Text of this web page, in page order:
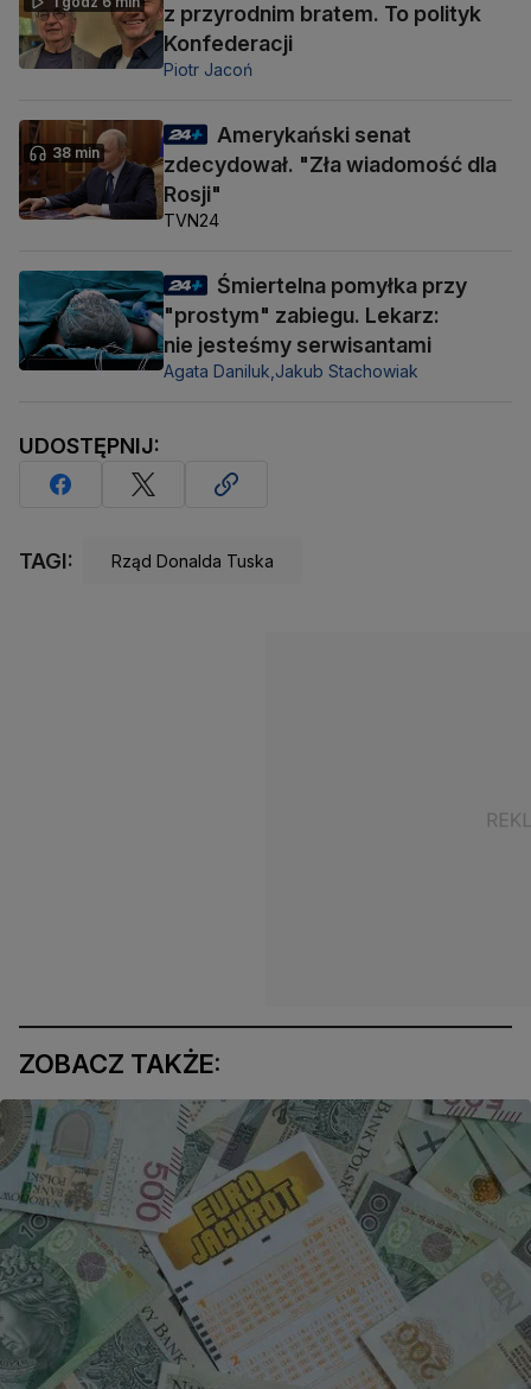
z przyrodnim bratem. To polityk
Konfederacji
Piotr Jacoń
38 min
Amerykański senat
zdecydował. "Zła wiadomość dla
Rosji"
TVN24
Śmiertelna pomyłka przy
"prostym" zabiegu. Lekarz:
nie jesteśmy serwisantami
Agata Daniluk, Jakub Stachowiak
UDOSTĘPNIJ:
TAGI: Rząd Donalda Tuska
ZOBACZ TAKŻE: